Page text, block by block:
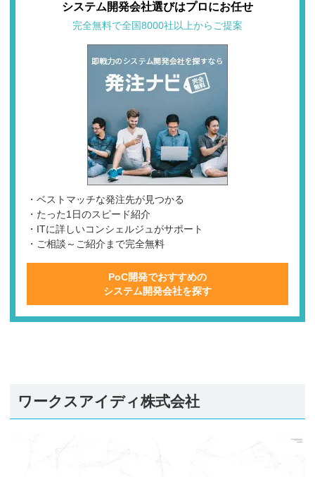
システム開発会社選びはプロにお任せ
完全無料で全国8000社以上からご提案
・ベストマッチな発注先が見つかる
・たった1日のスピード紹介
・ITに詳しいコンシェルジュがサポート
・ご相談～ご紹介まで完全無料
PoC開発でおすすめの
システム開発会社を探す
ワークスアイディ株式会社